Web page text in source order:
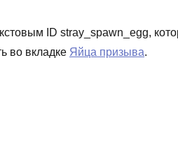
ID stray_spawn_egg,
во вкладке Яйца призыва.